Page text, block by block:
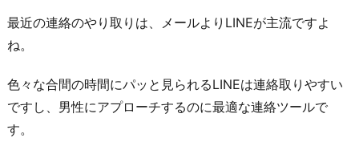
最近の連絡のやり取りは、メールよりLINEが主流ですよ
ね。
色々な合間の時間にパッと見られるLINEは連絡取りやすい
ですし、男性にアプローチするのに最適な連絡ツールで
す。